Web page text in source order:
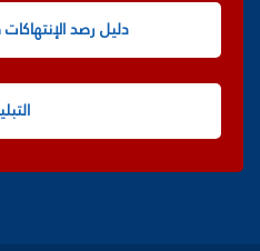
دليل رصد